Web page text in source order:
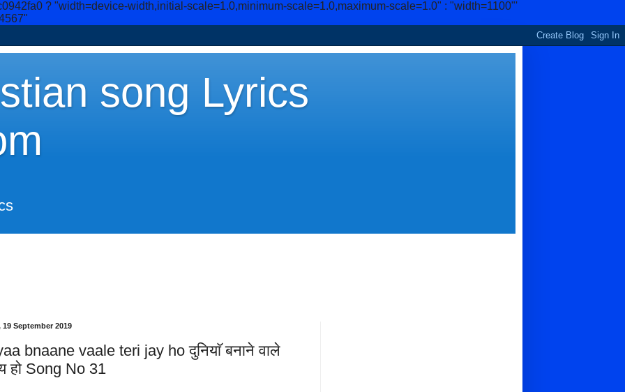
? "width=device-width,initial-scale=1.0,minimum-scale=1.0,maximum-scale=1.0" : "width=1100"'
song Lyrics
19 September 2019
bnaane vaale teri jay ho दुनियाॅ बनाने वाले
हो Song No 31